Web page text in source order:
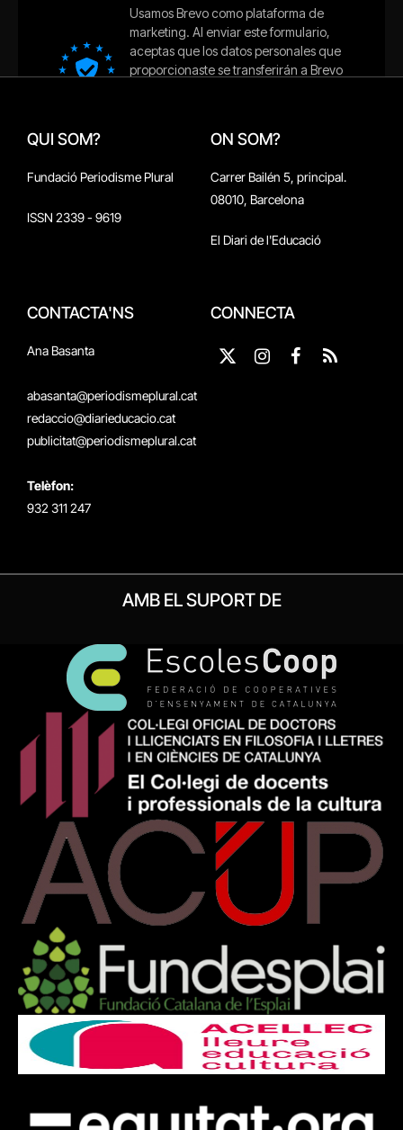
QUI SOM?
Fundació Periodisme Plural
ISSN 2339 - 9619
ON SOM?
Carrer Bailén 5, principal.
08010, Barcelona
El Diari de l'Educació
CONTACTA'NS
Ana Basanta
abasanta@periodismeplural.cat
redaccio@diarieducacio.cat
publicitat@periodismeplural.cat
Telèfon:
932 311 247
CONNECTA
X
Instagram
Facebook
RSS
AMB EL SUPORT DE